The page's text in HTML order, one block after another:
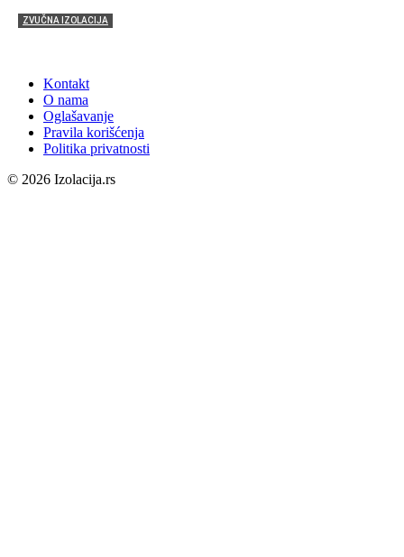
ZVUČNA IZOLACIJA
Kontakt
O nama
Oglašavanje
Pravila korišćenja
Politika privatnosti
© 2026 Izolacija.rs